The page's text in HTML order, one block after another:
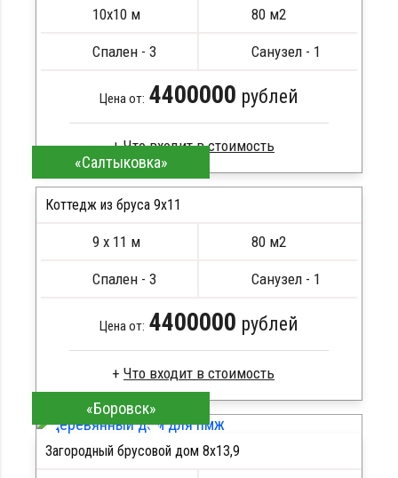
Сборка на березовые нагеля, джут
Металлические сваи 108 диаметр
10х10 м 80 м2
Спален - 3 Санузел - 1
Цена от: 4400000 рублей
Сухой брус
Стропила, балки 50х200 мм
Метизы, саморезы, гвозди
Сборка на березовые нагеля, джут
«Салтыковка»
Коттедж из бруса 9х11
9 х 11 м 80 м2
Спален - 3 Санузел - 1
Цена от: 4400000 рублей
Брус естественной влажности
Стропила, балки 50х200 мм
Кровля металлочерепица
ПОДРОБНЕЕ
«Боровск»
Загородный брусовой дом 8х13,9